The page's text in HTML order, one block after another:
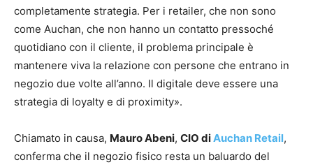
completamente strategia. Per i retailer, che non sono
come Auchan, che non hanno un contatto pressoché
quotidiano con il cliente, il problema principale è
mantenere viva la relazione con persone che entrano in
negozio due volte all’anno. Il digitale deve essere una
strategia di loyalty e di proximity».
Chiamato in causa, Mauro Abeni, CIO diAuchan Retail,
conferma che il negozio fisico resta un baluardo del